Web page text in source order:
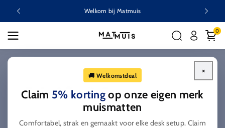
inhoud
Welkom bij Matmuis
0
×
🚚 Welkomstdeal
Claim 5% kortingop onze eigen merk
muismatten
Comfortabel, strak en gemaakt voor elke desk setup. Claim
Interne harde schijven
Interne harde schijven